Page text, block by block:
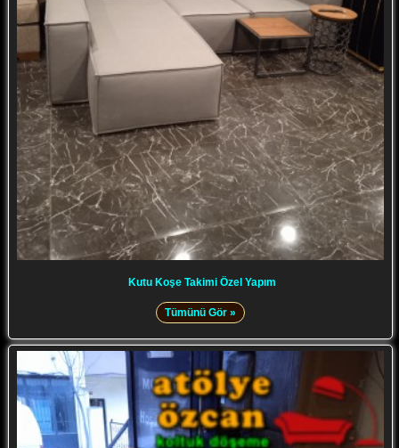
Kutu Koşe Takimi Özel Yapım
Tümünü Gör »